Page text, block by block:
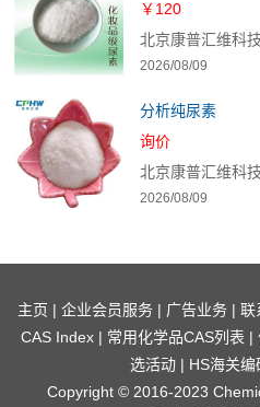
￥120
北京康普汇维科
2026/08/09
分析纯尿素
询价
北京康普汇维科
2026/08/09
主页 | 企业会员服务| 广告业务| 联
CAS Index | 常用化学品CAS列表 |
选活动 | HS海关编
Copyright © 2016-2023